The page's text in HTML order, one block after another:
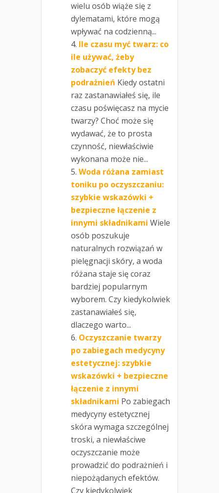
wielu osób wiąże się z
dylematami, które mogą
wpływać na codzienną...
Ile czasu myć twarz: co
ile używać, żeby
zobaczyć efekty bez
podrażnień Kiedy ostatni
raz zastanawiałeś się, ile
czasu poświęcasz na mycie
twarzy? Choć może się
wydawać, że to prosta
czynność, niewłaściwie
wykonana może nie...
Woda różana zamiast
toniku po oczyszczaniu:
szybkie wskazówki +
bezpieczne łączenie z
innymi składnikami Wiele
osób poszukuje
naturalnych rozwiązań w
pielęgnacji skóry, a woda
różana staje się coraz
bardziej popularnym
wyborem. Czy kiedykolwiek
zastanawiałeś się,
dlaczego warto...
Oczyszczanie twarzy
po zabiegach medycyny
estetycznej: szybkie
wskazówki + bezpieczne
łączenie z innymi
składnikami Po zabiegach
medycyny estetycznej
skóra wymaga szczególnej
troski, a niewłaściwe
oczyszczanie może
prowadzić do podrażnień i
niepożądanych efektów.
Czy kiedykolwiek